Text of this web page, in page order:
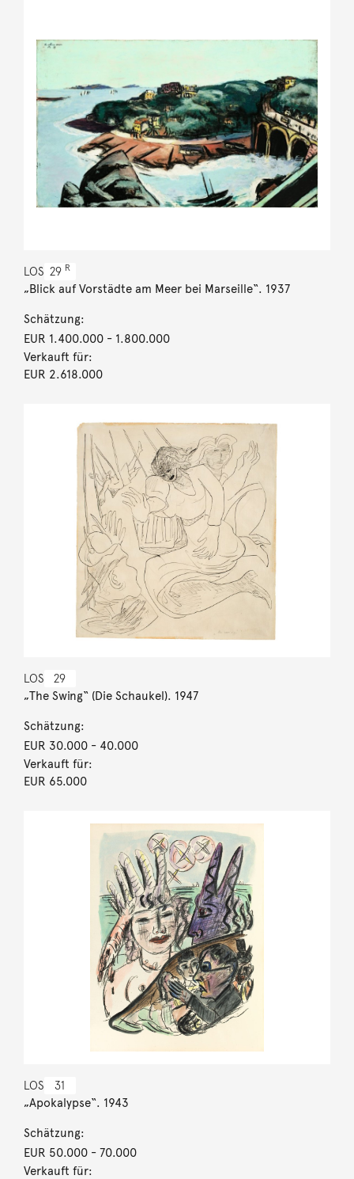
LOS 29 R
„Blick auf Vorstädte am Meer bei Marseille“. 1937
Schätzung:
EUR 1.400.000- 1.800.000
Verkauft für:
EUR 2.618.000
LOS 29
„The Swing“ (Die Schaukel). 1947
Schätzung:
EUR 30.000- 40.000
Verkauft für:
EUR 65.000
LOS 31
„Apokalypse“. 1943
Schätzung:
EUR 50.000- 70.000
Verkauft für: